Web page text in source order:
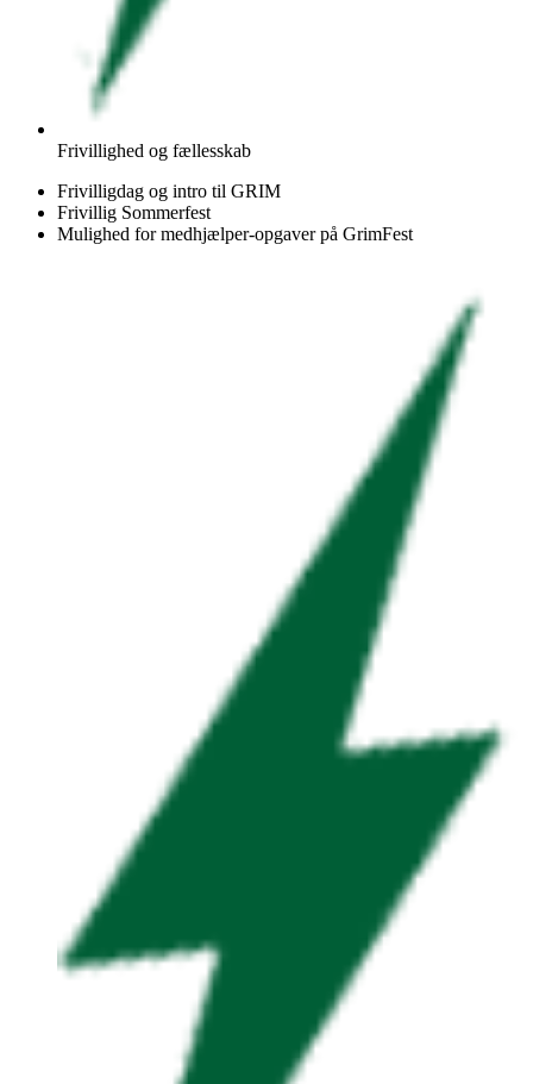
Frivillighed og fællesskab
Frivilligdag og intro til GRIM
Frivillig Sommerfest
Mulighed for medhjælper-opgaver på GrimFest